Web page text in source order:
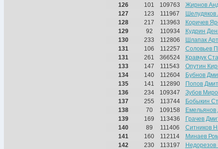
126
101 109763
Жирнов
127
123 111967
Шелудяков
128
217 113963
Коричев
129
92 110934
Кудрин
130
233 112806
Шлапак
131
106 112257
Соловьев
131
261 366524
Кравчук
133
147 111543
Опутин
134
140 112604
Бубнов
135
141 112890
Попов
136
234 109347
Зубов
137
255 113744
Бобыкин
138
70 109158
Емельянов
139
169 113436
Грачев
140
89 111406
Ситников
141
160 112114
Минаев
142
230 113197
Недорезов